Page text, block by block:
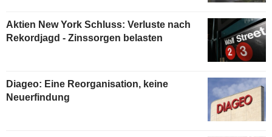
Aktien New York Schluss: Verluste nach
Rekordjagd - Zinssorgen belasten
Diageo: Eine Reorganisation, keine
Neuerfindung